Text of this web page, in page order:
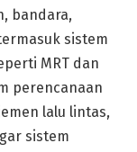
bandara,
sistem
MRT dan
perencanaan
lalu lintas,
sistem